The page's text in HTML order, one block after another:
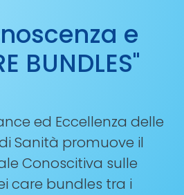
e
BUNDLES"
ed Eccellenza delle
Sanità promuove il
Conoscitiva sulle
care bundles tra i